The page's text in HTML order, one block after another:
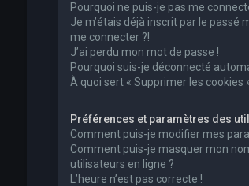
Pourquoi ne puis-je pas me
Je m’étais déjà inscrit par le passé
me connecter ?!
J’ai perdu mon mot de passe !
Pourquoi suis-je déconnecté
À quoi sert « Supprimer les cookies
Préférences et paramètres des
Comment puis-je modifier mes
Comment puis-je masquer mon
utilisateurs en ligne ?
L’heure n’est pas correcte !